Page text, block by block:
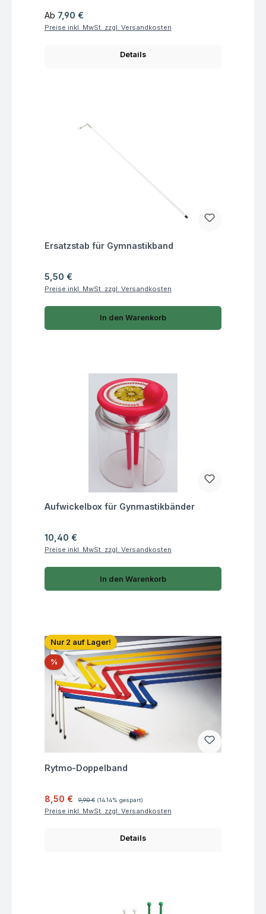
Regulärer Preis:
Ab 7,90 €
Preise inkl. MwSt. zzgl. Versandkosten
Details
Fragen zum Artikel
Ersatzstab für Gymnastikband
Regulärer Preis:
5,50 €
Preise inkl. MwSt. zzgl. Versandkosten
In den Warenkorb
Fragen zum Artikel
Aufwickelbox für Gynmastikbänder
Regulärer Preis:
10,40 €
Preise inkl. MwSt. zzgl. Versandkosten
In den Warenkorb
Nur 2 auf Lager!
%Rabatt
Fragen zum Artikel
Rytmo-Doppelband
Verkaufspreis:
8,50 € 9,90 € (14.14% gespart)
Preise inkl. MwSt. zzgl. Versandkosten
Details